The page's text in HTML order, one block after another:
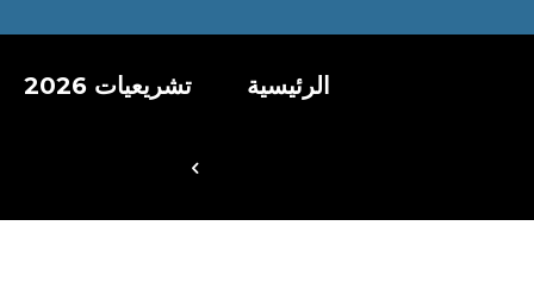
الرئيسية تشريعيات 2026